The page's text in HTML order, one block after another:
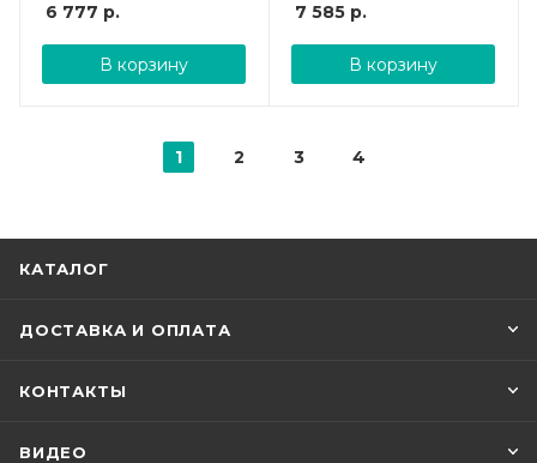
6 777 р.
В корзину
7 585 р.
В корзину
1 2 3 4
КАТАЛОГ
ДОСТАВКА И ОПЛАТА
КОНТАКТЫ
ВИДЕО